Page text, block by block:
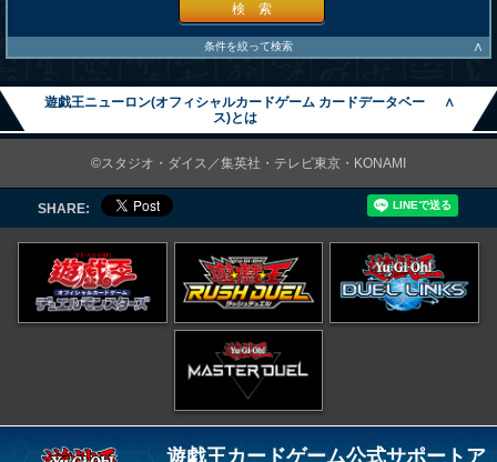
検 索
条件を絞って検索 ∧
遊戯王ニューロン(オフィシャルカードゲーム カードデータベー
ス)とは
∧
©スタジオ・ダイス／集英社・テレビ東京・KONAMI
SHARE:
遊戯王カードゲーム公式サポートア